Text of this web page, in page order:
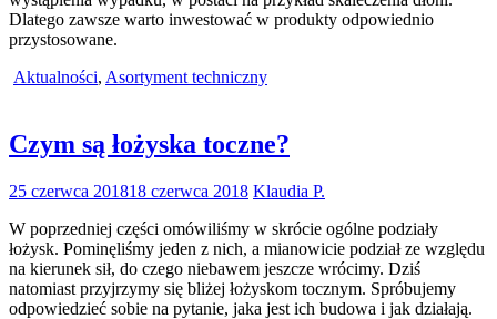
Dlatego zawsze warto inwestować w produkty odpowiednio
przystosowane.
Aktualności, Asortyment techniczny
Czym są łożyska toczne?
25 czerwca 201818 czerwca 2018 Klaudia P.
W poprzedniej części omówiliśmy w skrócie ogólne podziały
łożysk. Pominęliśmy jeden z nich, a mianowicie podział ze względu
na kierunek sił, do czego niebawem jeszcze wrócimy. Dziś
natomiast przyjrzymy się bliżej łożyskom tocznym. Spróbujemy
odpowiedzieć sobie na pytanie, jaka jest ich budowa i jak działają.